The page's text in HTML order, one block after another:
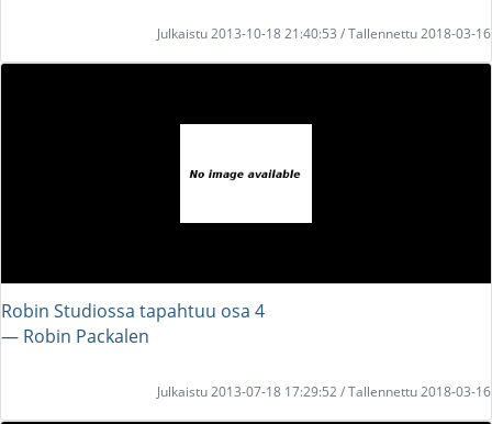
Julkaistu 2013-10-18 21:40:53 / Tallennettu 2018-03-16
Robin Studiossa tapahtuu osa 4
― Robin Packalen
Julkaistu 2013-07-18 17:29:52 / Tallennettu 2018-03-16